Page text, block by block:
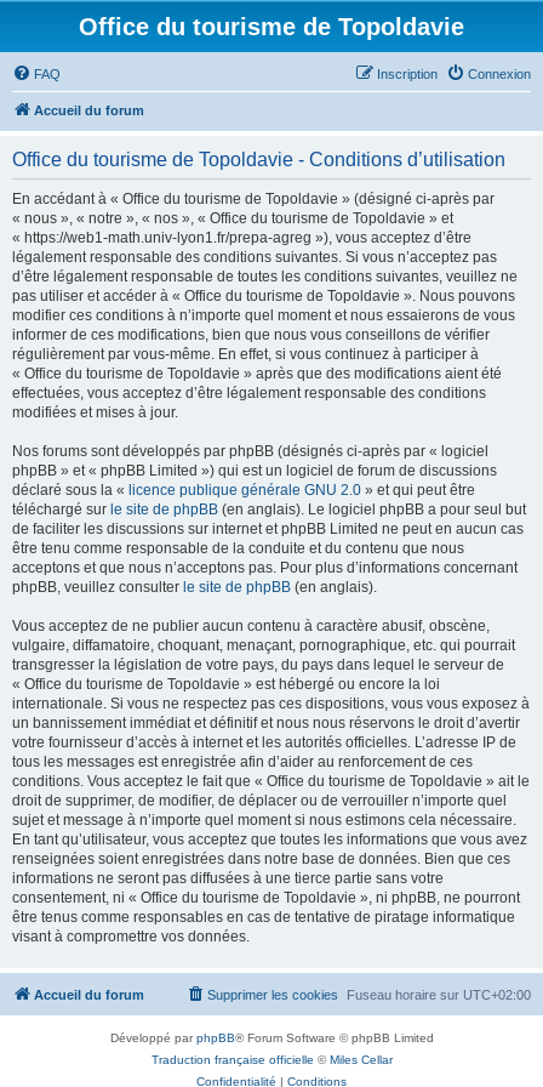
Office du tourisme de Topoldavie
FAQ Connexion
Inscription
Accueil du forum
Office du tourisme de Topoldavie - Conditions d’utilisation
En accédant à « Office du tourisme de Topoldavie » (désigné ci-après par
« nous », « notre », « nos », « Office du tourisme de Topoldavie » et
« https://web1-math.univ-lyon1.fr/prepa-agreg »), vous acceptez d’être
légalement responsable des conditions suivantes. Si vous n’acceptez pas
d’être légalement responsable de toutes les conditions suivantes, veuillez ne
pas utiliser et accéder à « Office du tourisme de Topoldavie ». Nous pouvons
modifier ces conditions à n’importe quel moment et nous essaierons de vous
informer de ces modifications, bien que nous vous conseillons de vérifier
régulièrement par vous-même. En effet, si vous continuez à participer à
« Office du tourisme de Topoldavie » après que des modifications aient été
effectuées, vous acceptez d’être légalement responsable des conditions
modifiées et mises à jour.
Nos forums sont développés par phpBB (désignés ci-après par « logiciel
phpBB » et « phpBB Limited ») qui est un logiciel de forum de discussions
déclaré sous la « licence publique générale GNU 2.0 » et qui peut être
téléchargé sur le site de phpBB (en anglais). Le logiciel phpBB a pour seul but
de faciliter les discussions sur internet et phpBB Limited ne peut en aucun cas
être tenu comme responsable de la conduite et du contenu que nous
acceptons et que nous n’acceptons pas. Pour plus d’informations concernant
phpBB, veuillez consulter le site de phpBB (en anglais).
Vous acceptez de ne publier aucun contenu à caractère abusif, obscène,
vulgaire, diffamatoire, choquant, menaçant, pornographique, etc. qui pourrait
transgresser la législation de votre pays, du pays dans lequel le serveur de
« Office du tourisme de Topoldavie » est hébergé ou encore la loi
internationale. Si vous ne respectez pas ces dispositions, vous vous exposez à
un bannissement immédiat et définitif et nous nous réservons le droit d’avertir
votre fournisseur d’accès à internet et les autorités officielles. L’adresse IP de
tous les messages est enregistrée afin d’aider au renforcement de ces
conditions. Vous acceptez le fait que « Office du tourisme de Topoldavie » ait le
droit de supprimer, de modifier, de déplacer ou de verrouiller n’importe quel
sujet et message à n’importe quel moment si nous estimons cela nécessaire.
En tant qu’utilisateur, vous acceptez que toutes les informations que vous avez
renseignées soient enregistrées dans notre base de données. Bien que ces
informations ne seront pas diffusées à une tierce partie sans votre
consentement, ni « Office du tourisme de Topoldavie », ni phpBB, ne pourront
être tenus comme responsables en cas de tentative de piratage informatique
visant à compromettre vos données.
Accueil du forum Fuseau horaire sur UTC+02:00
Supprimer les cookies
Développé parphpBB® Forum Software © phpBB Limited
Traduction française officielle ©Miles Cellar
Confidentialité | Conditions